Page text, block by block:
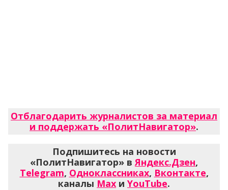
Отблагодарить журналистов за материал
и поддержать «ПолитНавигатор».
Подпишитесь на новости
«ПолитНавигатор» вЯндекс.Дзен,
Telegram, Одноклассниках, Вконтакте,
каналы Max и YouTube.